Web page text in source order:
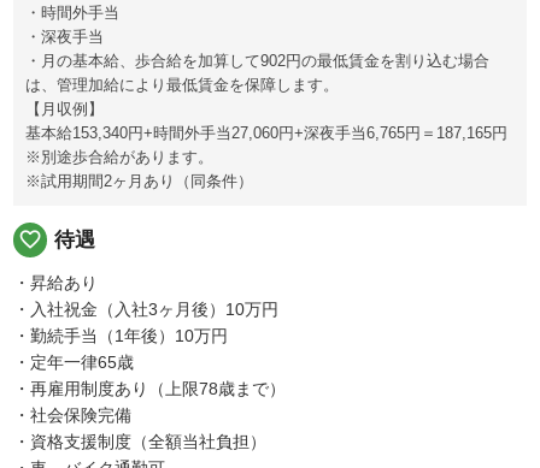
・時間外手当
・深夜手当
・月の基本給、歩合給を加算して902円の最低賃金を割り込む場合
は、管理加給により最低賃金を保障します。
【月収例】
基本給153,340円+時間外手当27,060円+深夜手当6,765円＝187,165円
※別途歩合給があります。
※試用期間2ヶ月あり（同条件）
favorite_border 待遇
・昇給あり
・入社祝金（入社3ヶ月後）10万円
・勤続手当（1年後）10万円
・定年一律65歳
・再雇用制度あり（上限78歳まで）
・社会保険完備
・資格支援制度（全額当社負担）